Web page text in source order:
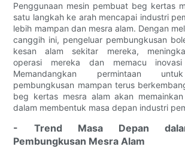
Penggunaan mesin pembuat beg kertas
satu langkah ke arah mencapai industri
lebih mampan dan mesra alam. Dengan
canggih ini, pengeluar pembungkusan
kesan alam sekitar mereka,
operasi mereka dan memacu
Memandangkan permintaan
pembungkusan mampan terus
beg kertas mesra alam akan
dalam membentuk masa depan industri
- Trend Masa Depan
Pembungkusan Mesra Alam